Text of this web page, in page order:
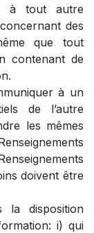
à tout autre
des
que tout
contenant de
à un
de l’autre
les mêmes
doivent être
la disposition
i) qui